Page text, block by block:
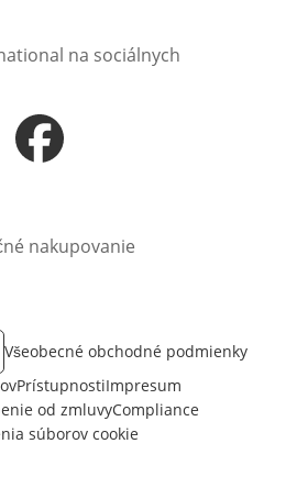
na sociálnych
Otvorí sa vnovom okne
nakupovanie
Všeobecné obchodné podmienky
PrístupnostiImpresum
od zmluvyCompliance
súborov cookie